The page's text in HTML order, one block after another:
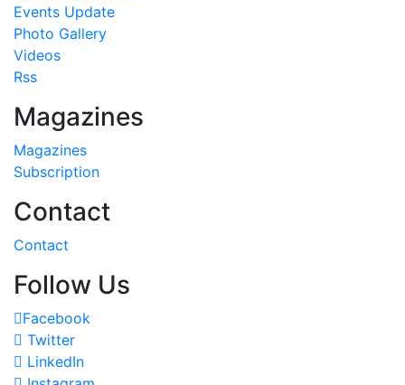
Events Update
Photo Gallery
Videos
Rss
Magazines
Magazines
Subscription
Contact
Contact
Follow Us
Facebook
Twitter
LinkedIn